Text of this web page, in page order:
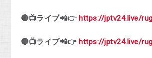
🔴📺ライブ📲👉 https://jptv24.live/
🔴📺ライブ📲👉 https://jptv24.live/